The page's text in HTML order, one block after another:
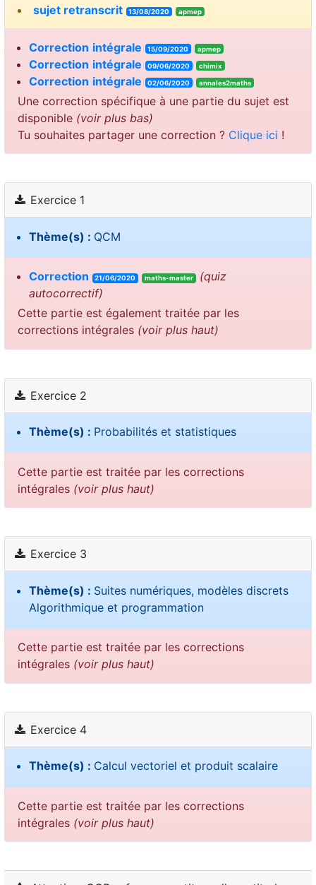
sujet retranscrit 13/08/2020 apmep
Correction intégrale 15/09/2020 apmep
Correction intégrale 09/06/2020 chimix
Correction intégrale 02/06/2020 annales2maths
Une correction spécifique à une partie du sujet est
disponible (voir plus bas)
Tu souhaites partager une correction ? Clique ici !
Exercice 1
Thème(s) : QCM
Correction 21/06/2020 maths-master
(quiz
autocorrectif)
Cette partie est également traitée par les
corrections intégrales (voir plus haut)
Exercice 2
Thème(s) : Probabilités et statistiques
Cette partie est traitée par les corrections
intégrales (voir plus haut)
Exercice 3
Thème(s) : Suites numériques, modèles discrets
Algorithmique et programmation
Cette partie est traitée par les corrections
intégrales (voir plus haut)
Exercice 4
Thème(s) : Calcul vectoriel et produit scalaire
Cette partie est traitée par les corrections
intégrales (voir plus haut)